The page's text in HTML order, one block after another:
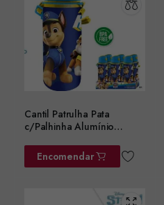
Cantil Patrulha Pata
c/Palhinha Alumínio
Encomendar